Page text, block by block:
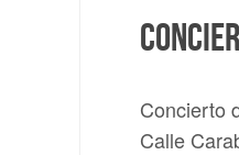
Concierto
Calle